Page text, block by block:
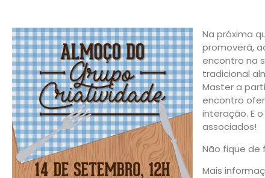
Na próxima
promoverá,
encontro na
tradicional
Master a
encontro
interação. E
associados!
Não fique de
Mais